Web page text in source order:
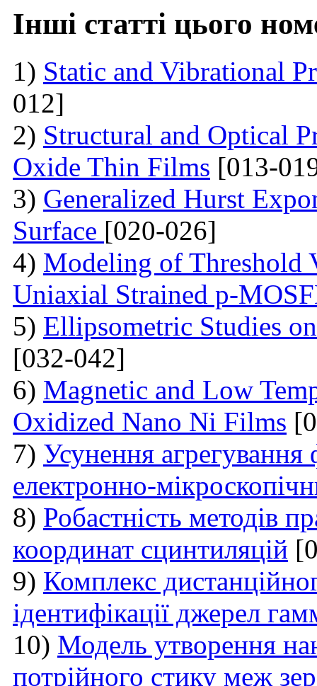
Інші статті цього
1) Static and Vibrational
012]
2) Structural and Optical
Oxide Thin Films [013-
3) Generalized Hurst
Surface [020-026]
4) Modeling of Threshold
Uniaxial Strained p-
5) Ellipsometric Studies
[032-042]
6) Magnetic and Low
Oxidized Nano Ni Films
7) Усунення
електронно-
8) Робастність методів
координат сцинтиляцій
9) Комплекс
ідентифікації джерел
10) Модель утворення
потрійного стику меж